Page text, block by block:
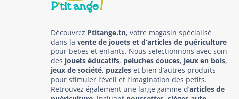
Découvrez Ptitange.tn, votre magasin spécialisé
dans la vente de jouets et d’articles de puériculture
pour bébés et enfants. Nous sélectionnons avec soin
des jouets éducatifs, peluches douces, jeux en bois,
jeux de société, puzzles et bien d’autres produits
pour stimuler l’éveil et l’imagination des petits.
Retrouvez également une large gamme d’articles de